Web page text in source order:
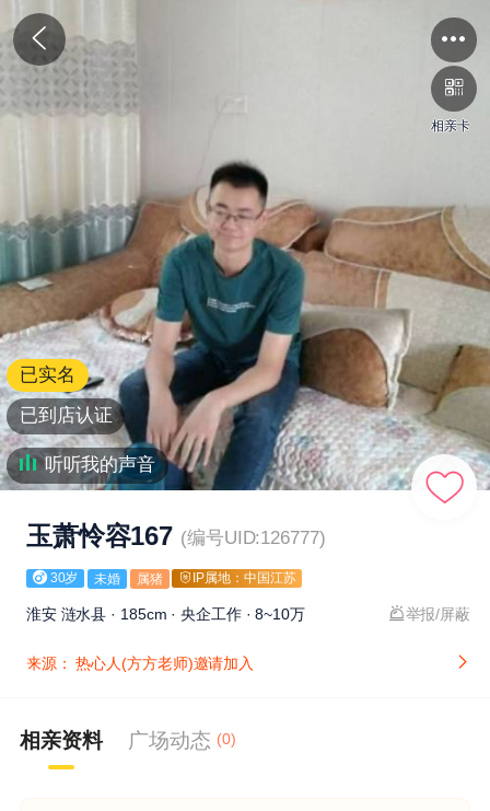
相亲卡
已实名
已到店认证
听听我的声音
玉萧怜容167 (编号UID:126777)
30岁 未婚 属猪 IP属地：中国江苏
淮安 涟水县 · 185cm · 央企工作 · 8~10万 举报/屏蔽
来源： 热心人(方方老师)邀请加入
相亲资料 广场动态 (0)